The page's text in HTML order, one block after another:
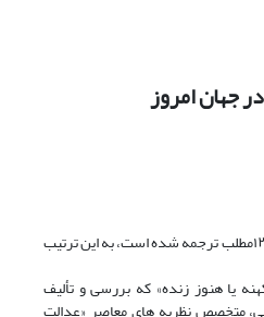
جهان امروز
این مطب مجموعه ای مشتمل بر ۱۲مطلب ترجمه شده است، به این ترتیب
یا هنوز زنده» که بررسی و تألیف